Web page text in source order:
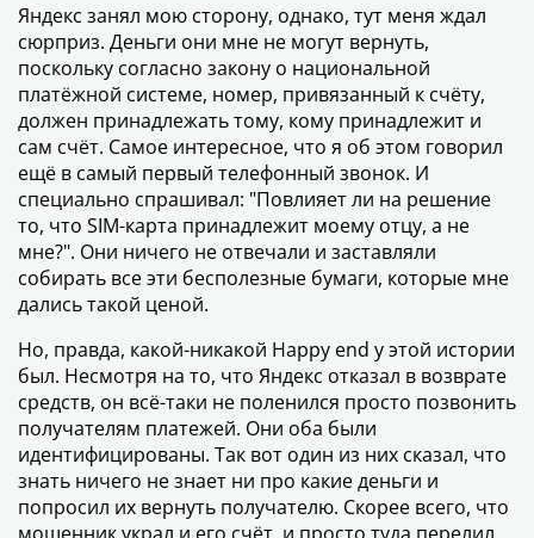
Яндекс занял мою сторону, однако, тут меня ждал
сюрприз. Деньги они мне не могут вернуть,
поскольку согласно закону о национальной
платёжной системе, номер, привязанный к счёту,
должен принадлежать тому, кому принадлежит и
сам счёт. Самое интересное, что я об этом говорил
ещё в самый первый телефонный звонок. И
специально спрашивал: "Повлияет ли на решение
то, что SIM-карта принадлежит моему отцу, а не
мне?". Они ничего не отвечали и заставляли
собирать все эти бесполезные бумаги, которые мне
дались такой ценой.
Но, правда, какой-никакой Happy end у этой истории
был. Несмотря на то, что Яндекс отказал в возврате
средств, он всё-таки не поленился просто позвонить
получателям платежей. Они оба были
идентифицированы. Так вот один из них сказал, что
знать ничего не знает ни про какие деньги и
попросил их вернуть получателю. Скорее всего, что